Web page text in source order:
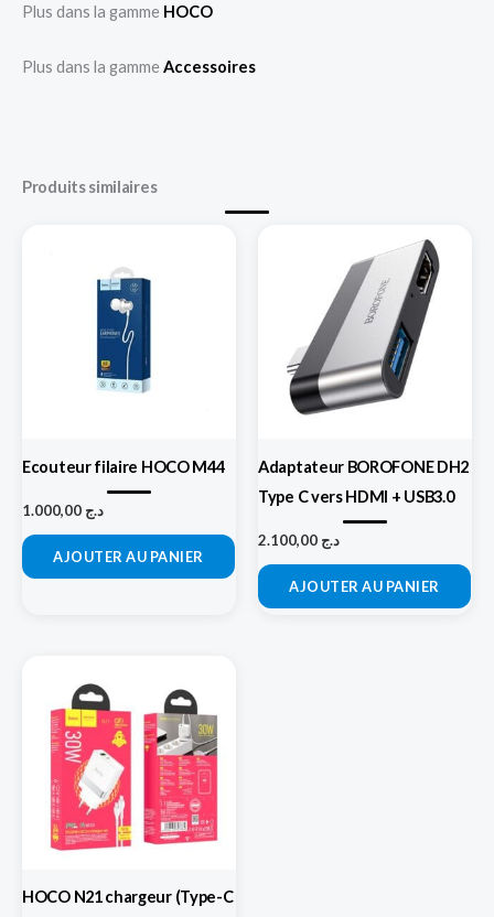
Plus dans la gamme HOCO
Plus dans la gammeAccessoires
Produits similaires
Ecouteur filaire HOCO M44
د.ج
AJOUTER AU PANIER
Adaptateur BOROFONE DH2
Type C vers HDMI + USB3.0
د.ج
AJOUTER AU PANIER
HOCO N21 chargeur (Type-C